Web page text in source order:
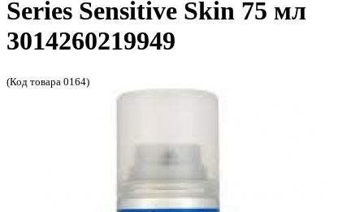
Series Sensitive Skin 75 мл
3014260219949
(Код товара 0164)